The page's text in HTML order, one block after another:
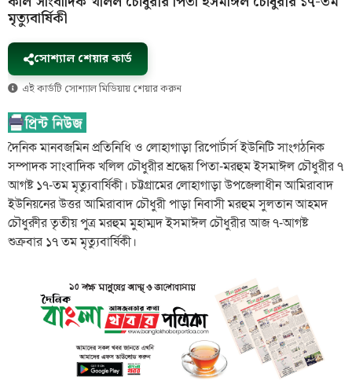
মৃত্যুবার্ষিকী
সোশ্যাল শেয়ার কার্ড
এই কার্ডটি সোশ্যাল মিডিয়ায় শেয়ার করুন
দৈনিক মানবজমিন প্রতিনিধি ও লোহাগাড়া রিপোর্টার্স ইউনিটি সাংগঠনিক
সম্পাদক সাংবাদিক খলিল চৌধুরীর শ্রদ্ধেয় পিতা-মরহুম ইসমাঈল চৌধুরীর ৭
আগষ্ট ১৭-তম মৃত্যুবার্ষিকী। চট্টগ্রামের লোহাগাড়া উপজেলাধীন আমিরাবাদ
ইউনিয়নের উত্তর আমিরাবাদ চৌধুরী পাড়া নিবাসী মরহুম সুলতান আহমদ
চৌধুরুীর তৃতীয় পুত্র মরহুম মুহাম্মদ ইসমাঈল চৌধুরীর আজ ৭-আগষ্ট
শুক্রবার ১৭ তম মৃত্যুবার্ষিকী।